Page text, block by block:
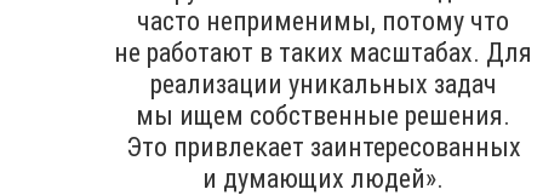
часто неприменимы, потому что
не работают в таких масштабах. Для
реализации уникальных задач
мы ищем собственные решения.
Это привлекает заинтересованных
и думающих людей».